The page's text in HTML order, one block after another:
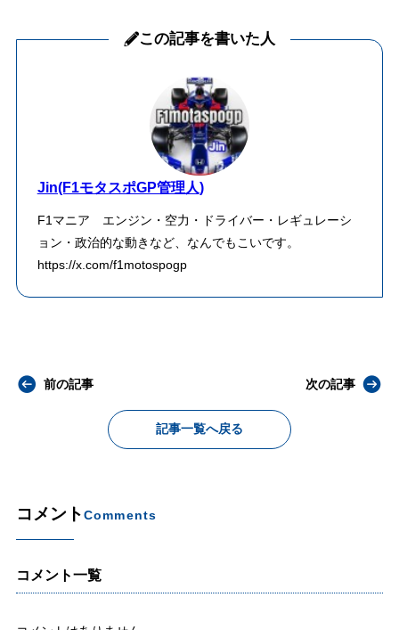
この記事を書いた人
Jin(F1モタスポGP管理人)
F1マニア エンジン・空力・ドライバー・レギュレーシ
ョン・政治的な動きなど、なんでもこいです。
https://x.com/f1motospogp
前の記事
記事一覧へ戻る
次の記事
コメントComments
コメント一覧